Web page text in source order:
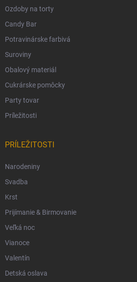
Ozdoby na torty
Candy Bar
Potravinárske farbivá
Suroviny
Obalový materiál
Cukrárske pomôcky
Party tovar
Príležitosti
PRÍLEŽITOSTI
Narodeniny
Svadba
Krst
Prijímanie & Birmovanie
Veľká noc
Vianoce
Valentín
Detská oslava